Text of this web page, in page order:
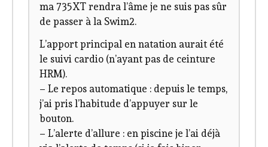
ma 735XT rendra l’âme je ne suis pas sûr
de passer à la Swim2.
L’apport principal en natation aurait été
le suivi cardio (n’ayant pas de ceinture
HRM).
– Le repos automatique : depuis le temps,
j’ai pris l’habitude d’appuyer sur le
bouton.
– L’alerte d’allure : en piscine je l’ai déjà